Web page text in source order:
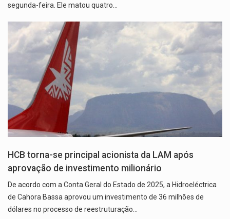
segunda-feira. Ele matou quatro…
HCB torna-se principal acionista da LAM após
aprovação de investimento milionário
De acordo com a Conta Geral do Estado de 2025, a Hidroeléctrica
de Cahora Bassa aprovou um investimento de 36 milhões de
dólares no processo de reestruturação…